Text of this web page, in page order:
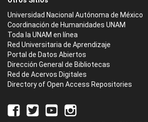
Universidad Nacional Autónoma de México
Coordinación de Humanidades UNAM
Toda la UNAM en línea
Red Universitaria de Aprendizaje
Portal de Datos Abiertos
Dirección General de Bibliotecas
Red de Acervos Digitales
Directory of Open Access Repositories